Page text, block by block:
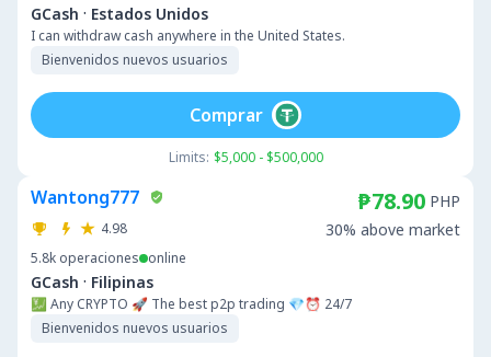
GCash · Estados Unidos
I can withdraw cash anywhere in the United States.
Bienvenidos nuevos usuarios
Limits: $5,000 - $500,000
Comprar
Wantong777
4.98
5.8k operaciones online
GCash · Filipinas
💹 Any CRYPTO 🚀 The best p2p trading 💎⏰ 24/7
Bienvenidos nuevos usuarios
₱78.90 PHP
30% above market